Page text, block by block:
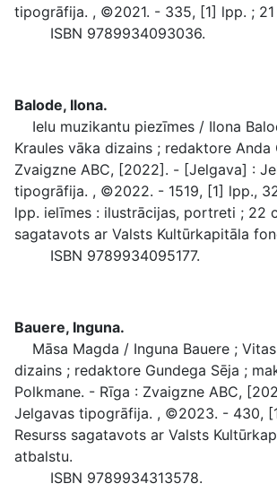
tipogrāfija. , ©2021. - 335, [1] lpp. ; 21
ISBN 9789934093036.
Balode, Ilona.
Ielu muzikantu piezīmes / Ilona
Kraules vāka dizains ; redaktore Anda
Zvaigzne ABC, [2022]. - [Jelgava] :
tipogrāfija. , ©2022. - 1519, [1] lpp.,
lpp. ielīmes : ilustrācijas, portreti ; 22
sagatavots ar Valsts Kultūrkapitāla
ISBN 9789934095177.
Bauere, Inguna.
Māsa Magda / Inguna Bauere ;
dizains ; redaktore Gundega Sēja ;
Polkmane. - Rīga : Zvaigzne ABC,
Jelgavas tipogrāfija. , ©2023. - 430,
Resurss sagatavots ar Valsts
atbalstu.
ISBN 9789934313578.